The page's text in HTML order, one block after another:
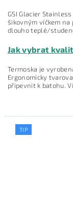
GSI Glacier
šikovným víčkem na
dlouho teplé/
Jak vybrat
Termoska je
Ergonomicky
připevnit k batohu.
TIP